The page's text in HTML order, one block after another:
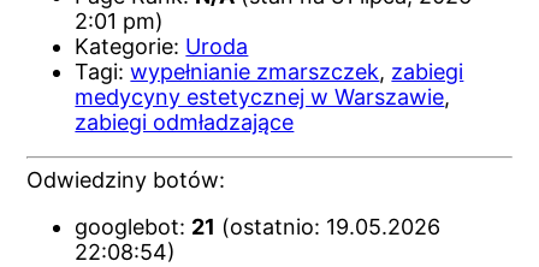
2:01 pm)
Kategorie: Uroda
Tagi:wypełnianie zmarszczek, zabiegi
medycyny estetycznej w Warszawie,
zabiegi odmładzające
Odwiedziny botów:
googlebot: 21 (ostatnio: 19.05.2026
22:08:54)